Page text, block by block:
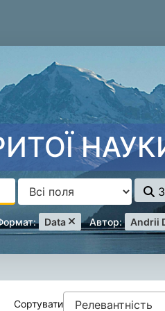
Remove filter
Data Автор: Andrii
Сортувати